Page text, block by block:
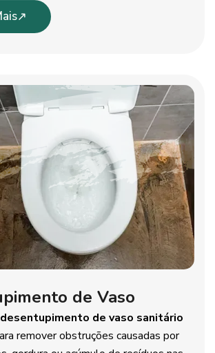
de Vaso
desentupimento de vaso sanitário
remover obstruções causadas por